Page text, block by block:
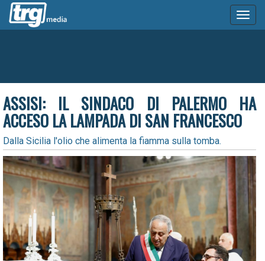
ASSISI: IL SINDACO DI PALERMO HA
ACCESO LA LAMPADA DI SAN FRANCESCO
Dalla Sicilia l'olio che alimenta la fiamma sulla tomba.